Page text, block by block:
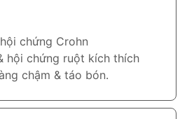
chứng Crohn
hội chứng ruột kích thích
chậm & táo bón.